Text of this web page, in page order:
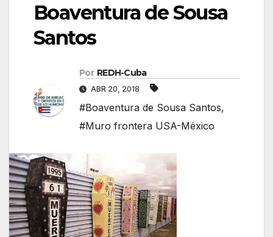
Boaventura de Sousa
Santos
Por REDH-Cuba
ABR 20, 2018
#Boaventura de Sousa Santos,
#Muro frontera USA-México